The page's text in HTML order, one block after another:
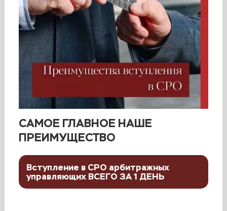
САМОЕ ГЛАВНОЕ НАШЕ
ПРЕИМУЩЕСТВО
Вступление в СРО арбитражных
управляющих ВСЕГО ЗА 1 ДЕНЬ